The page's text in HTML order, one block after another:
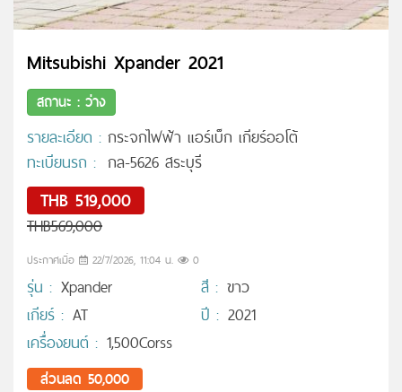
Mitsubishi Xpander 2021
สถานะ : ว่าง
รายละเอียด : กระจกไฟฟ้า แอร์เบ็ก เกียร์ออโต้
ทะเบียนรถ : กล-5626 สระบุรี
THB 519,000
THB569,000
ประกาศเมื่อ 22/7/2026, 11:04 น. 0
รุ่น : Xpander สี : ขาว
เกียร์ : AT ปี : 2021
เครื่องยนต์ : 1,500Corss
ส่วนลด 50,000